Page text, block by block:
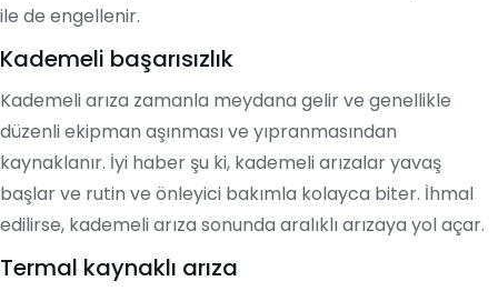
ile de engellenir.
Kademeli başarısızlık
Kademeli arıza zamanla meydana gelir ve genellikle
düzenli ekipman aşınması ve yıpranmasından
kaynaklanır. İyi haber şu ki, kademeli arızalar yavaş
başlar ve rutin ve önleyici bakımla kolayca biter. İhmal
edilirse, kademeli arıza sonunda aralıklı arızaya yol açar.
Termal kaynaklı arıza